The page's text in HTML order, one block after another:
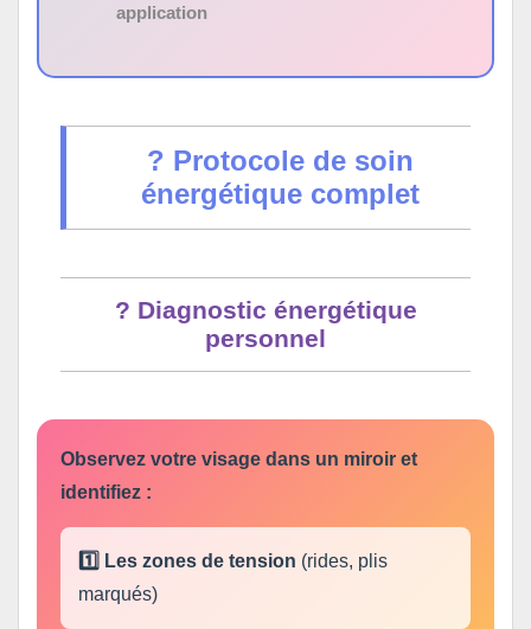
application
? Protocole de soin
énergétique complet
? Diagnostic énergétique
personnel
Observez votre visage dans un miroir et
identifiez :
1️⃣ Les zones de tension (rides, plis
marqués)